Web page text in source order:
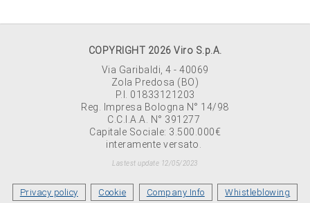
COPYRIGHT 2026 Viro S.p.A.
Via Garibaldi, 4 - 40069
Zola Predosa (BO)
P.I. 01833121203
Reg. Impresa Bologna N° 14/98
C.C.I.A.A. N° 391277
Capitale Sociale: 3.500.000€
interamente versato.
Lastest update 12/05/2023
Privacy policy Cookie Company Info Whistleblowing